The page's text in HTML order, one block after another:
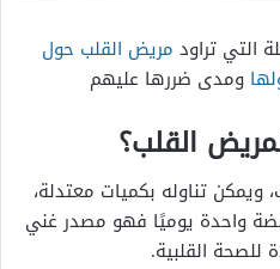
التي تراود مريض القلب حول
ومدى ضررها عليهم
القلب؟
ويمكن تناوله بكميات معتدلة،
واحدة يوميًا فهو مصدر غني
للصحة القلبية.